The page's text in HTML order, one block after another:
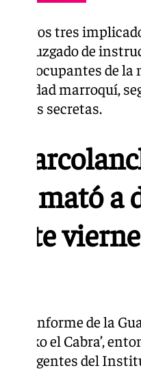
a otros tres
al Juzgado de
otros ocupantes de
marroquí,
secretas.
mató a
este
un informe de la
‘Kiko el Cabra’,
dos agentes del